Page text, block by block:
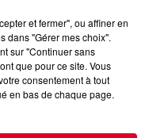
Club FG Live
c'estMichael Canitrot.
et fermer", ou affiner en
dans "Gérer mes choix".
sur "Continuer sans
que pour ce site. Vous
consentement à tout
en bas de chaque page.